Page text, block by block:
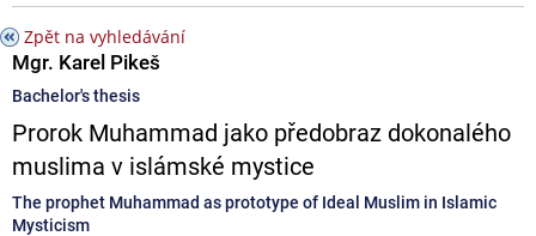
Zpět na vyhledávání
Mgr. Karel Pikeš
Bachelor's thesis
Prorok Muhammad jako předobraz dokonalého
muslima v islámské mystice
The prophet Muhammad as prototype of Ideal Muslim in Islamic
Mysticism